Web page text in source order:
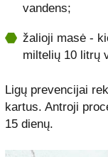
vandens;
žalioji masė -
miltelių 10 litrų
Ligų prevencijai
kartus. Antroji
15 dienų.